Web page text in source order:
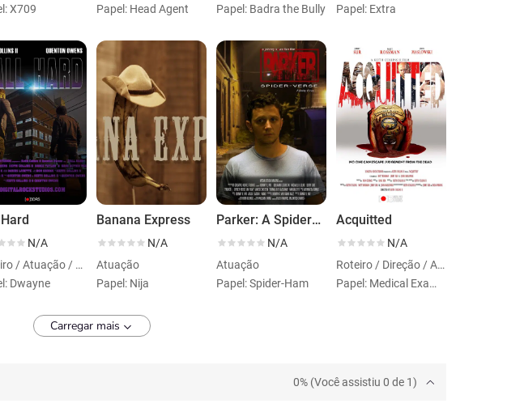
X709
Papel: Head Agent
Papel: Badra the Bully
Papel: Extra
N/A
Roteiro / Atuação / Direção
Dwayne
Banana Express
N/A
Atuação
Papel: Nija
Parker: A SpiderVerse Fan Film
N/A
Atuação
Papel: Spider-Ham
Acquitted
N/A
Roteiro / Direção / Atuação
Papel: Medical Examiner
Carregar mais
0% (Você assistiu 0 de 1)